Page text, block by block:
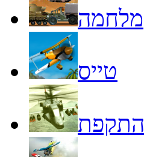
מלחמה
טייס
התקפת